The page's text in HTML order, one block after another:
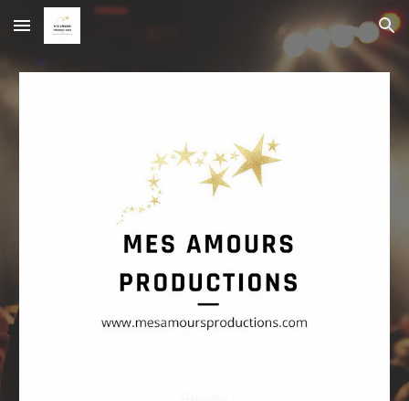
Skip to main content Skip to navigation